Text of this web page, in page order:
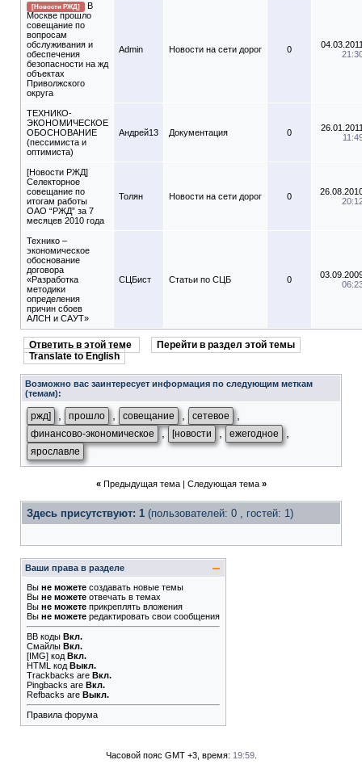
[Новости РЖД]
В
Москве прошло
совещание по
вопросам
обслуживания и
обеспечения
безопасности на жд
объектах
Приволжского
округа
Admin Новости на сети дорог 0
ТЕХНИКО-
ЭКОНОМИЧЕСКОЕ
ОБОСНОВАНИЕ
(пессимиста и
оптимиста)
Андрей13 Документация 0
[Новости РЖД]
Селекторное
совещание по
итогам работы
ОАО “РЖД” за 7
месяцев 2010 года
Толян Новости на сети дорог 0
Технико –
экономическое
обоснование
договора
«Разработка
методики
определения
причин сбоев
АЛСН и САУТ»
СЦБист Статьи по СЦБ 0
Ответить в этой теме
Перейти в раздел этой темы
Translate to English
Возможно вас заинтересует информация по следующим меткам
(темам):
ржд] прошло совещание сетевое
финансово-экономическое , [новости , ежегодное
ярославле
« Предыдущая тема| Следующая тема »
Здесь присутствуют: 1 (пользователей: 0 , гостей: 1)
Ваши права в разделе
Вы не можете создавать новые темы
Вы не можете отвечать в темах
Вы не можете прикреплять вложения
Вы не можете редактировать свои сообщения
BB коды Вкл.
Смайлы Вкл.
[IMG] код Вкл.
HTML код Выкл.
Trackbacks are Вкл.
Pingbacks are Вкл.
Refbacks are Выкл.
Правила форума
Часовой пояс GMT +3, время: 19:59.